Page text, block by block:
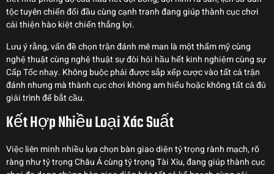
tộc tuyên chiến đối đầu cùng cạnh tranh đang giúp thành cục chơi
cải thiện hào kiệt chiến thắng lợi.
Lưu ý rằng, vấn đề chọn trận đánh mê man là một thẩm mỹ cùng
nghệ thuật cùng nghệ thuật sự đòi hỏi hầu hết kinh nghiệm cùng sự
Cấp Tốc nhạy. Không buộc phải được sắp xếp cược vào tất cả trận
đánh nhưng mà thành cục chơi không am hiểu hoặc không tất cả đủ
giải trình để bắt cầu.
Kết Hợp Nhiều Loại Xác Suất
Việc liên minh nhiều lựa chọn bàn giao diện tỷ trọng rành mạch, rõ
ràng như tỷ trọng Châu Á cùng tỷ trọng Tài Xỉu, đang giúp thành cục